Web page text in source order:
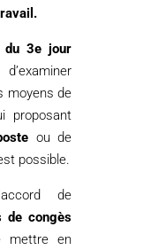
du 3e jour
moyens de
proposant
ou de
possible.
de
de congès
mettre en